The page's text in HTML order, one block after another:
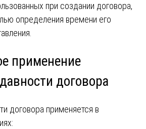
при создании договора,
определения времени его
применение
договора
договора применяется в